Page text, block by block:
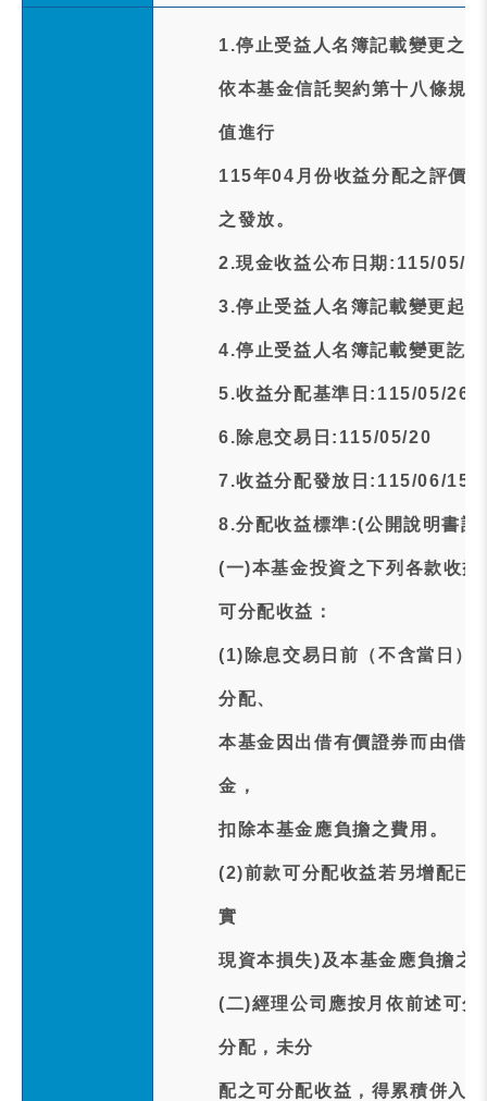
1.停止受益人名簿記載變更之
依本基金信託契約第十八條規
值進行
115年04月份收益分配之評價
之發放。
2.現金收益公布日期:115/05/
3.停止受益人名簿記載變更起
4.停止受益人名簿記載變更訖
5.收益分配基準日:115/05/26
6.除息交易日:115/05/20
7.收益分配發放日:115/06/15
8.分配收益標準:(公開說明書記
(一)本基金投資之下列各款收益
可分配收益：
(1)除息交易日前（不含當日）
分配、
本基金因出借有價證券而由借
金，
扣除本基金應負擔之費用。
(2)前款可分配收益若另增配已
實
現資本損失)及本基金應負擔之
(二)經理公司應按月依前述可
分配，未分
配之可分配收益，得累積併入